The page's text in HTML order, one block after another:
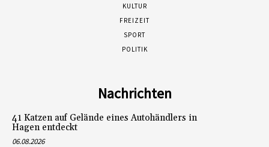
KULTUR
FREIZEIT
SPORT
POLITIK
Nachrichten
41 Katzen auf Gelände eines Autohändlers in
Hagen entdeckt
06.08.2026